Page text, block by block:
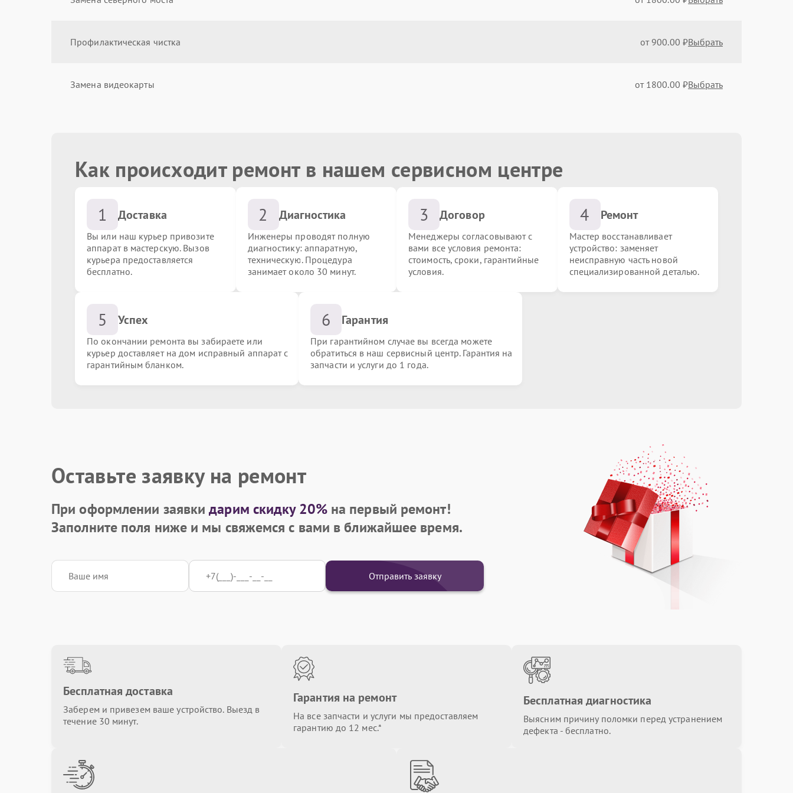
Профилактическая чистка от 900.00 ₽Выбрать
Замена видеокарты от 1800.00 ₽Выбрать
Замена жестких дисков (SSD, HDD)
Чистка от пыли от 1200.00 ₽
Замена кулера от 1000.00 ₽
Ремонт системы охлаждения
Восстановление информации с жесткого диска
от 1500.00 ₽Выбрать
Как происходит ремонт в нашем сервисном центре
1 Доставка
Вы или наш курьер привозите
аппарат в мастерскую. Вызов
курьера предоставляется
бесплатно.
2 Диагностика
Инженеры проводят полную
диагностику: аппаратную,
техническую. Процедура
занимает около 30 минут.
3 Договор
Менеджеры согласовывают с
вами все условия ремонта:
стоимость, сроки, гарантийные
условия.
4 Ремонт
Мастер восстанавливает
устройство: заменяет
неисправную часть новой
специализированной деталью.
5 Успех
По окончании ремонта вы забираете или
курьер доставляет на дом исправный аппарат с
гарантийным бланком.
6 Гарантия
При гарантийном случае вы всегда можете
обратиться в наш сервисный центр. Гарантия на
запчасти и услуги до 1 года.
Оставьте заявку на ремонт
При оформлении заявкидарим скидку 20%на первый ремонт!
Заполните поля ниже и мы свяжемся с вами в ближайшее время.
Отправить заявку
Бесплатная доставка
Заберем и привезем ваше устройство. Выезд в
течение 30 минут.
Гарантия на ремонт
На все запчасти и услуги мы предоставляем
гарантию до 12 мес.*
Бесплатная диагностика
Выясним причину поломки перед устранением
дефекта - бесплатно.